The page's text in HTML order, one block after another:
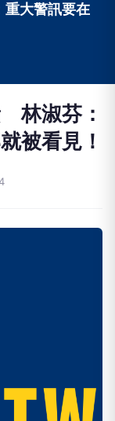
大警訊要在
林淑芬：
被看見！